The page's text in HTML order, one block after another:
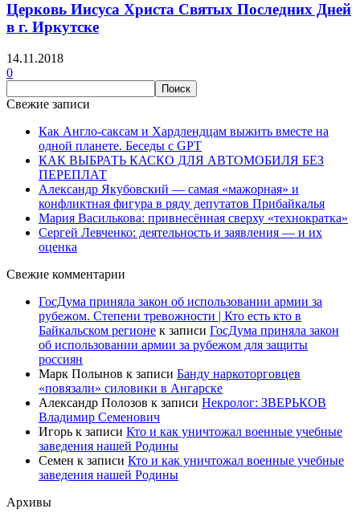
Церковь Иисуса Христа Святых Последних Дней
в г. Иркутске
14.11.2018
0
Свежие записи
Как Англо-саксам и Хардлендцам выжить вместе на
одной планете. Беседы с GPT
КАК ВЫБРАТЬ КАСКО ДЛЯ АВТОМОБИЛЯ БЕЗ
ПЕРЕПЛАТ
Александр Якубовский — самая «мажорная» и
конфликтная фигура в ряду депутатов Прибайкалья
Мария Василькова: привнесённая сверху «технократка»
Сергей Левченко: деятельность и заявления — и их
оценка
Свежие комментарии
ГосДума приняла закон об использовании армии за
рубежом. Степени тревожности | Кто есть кто в
Байкальском регионе к записи ГосДума приняла закон
об использовании армии за рубежом для защиты
россиян
Марк Полынов к записи Банду наркоторговцев
«повязали» силовики в Ангарске
Александр Полозов к записи Некролог: ЗВЕРЬКОВ
Владимир Семенович
Игорь к записи Кто и как уничтожал военные учебные
заведения нашей Родины
Семен к записи Кто и как уничтожал военные учебные
заведения нашей Родины
Архивы